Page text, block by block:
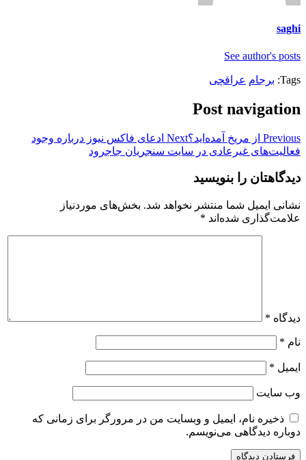
saghi
See author's posts
Tags: برجام عراقچی
Post navigation
Previous از مریخ آمده‌اید؟Next ادعای فاکس نیوز درباره وجود
فعالیت‌های غیرعادی در سایت سنجریان جاجرود
دیدگاهتان را بنویسید
نشانی ایمیل شما منتشر نخواهد شد. بخش‌های موردنیاز
علامت‌گذاری شده‌اند *
دیدگاه *
نام *
ایمیل *
وب‌ سایت
ذخیره نام، ایمیل و وبسایت من در مرورگر برای زمانی که
دوباره دیدگاهی می‌نویسم.